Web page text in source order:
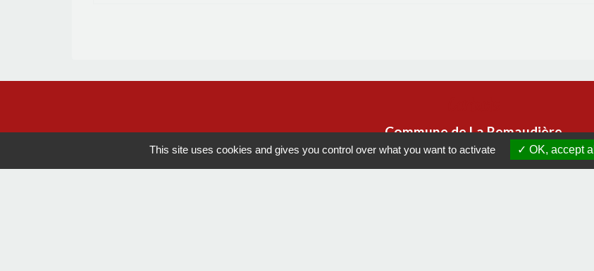
Commune de La Remaudière
22, rue Olivier de Clisson
44430 La Remaudière - FRANCE
This site uses cookies and gives you control over what you want to activate OK, accept all